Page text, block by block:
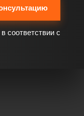
соответствии с